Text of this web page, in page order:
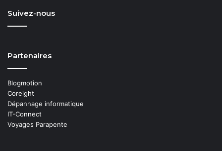
Suivez-nous
Partenaires
Blogmotion
Coreight
Dépannage informatique
IT-Connect
Voyages Parapente